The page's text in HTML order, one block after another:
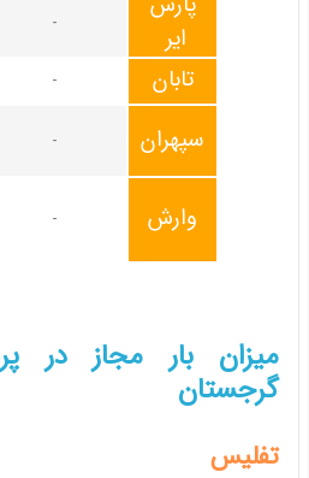
-
ایر
- تابان
- سپهران
- وارش
میزان بار مجاز در
گرجستان
تفلیس